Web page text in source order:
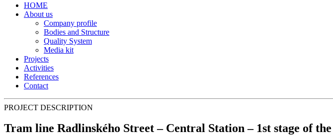
HOME
About us
Company profile
Bodies and Structure
Quality System
Media kit
Projects
Activities
References
Contact
PROJECT DESCRIPTION
Tram line Radlinského Street – Central Station – 1st stage of